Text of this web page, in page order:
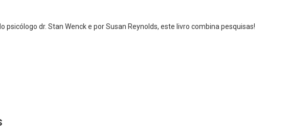
psicólogo dr. Stan Wenck e por Susan Reynolds, este livro combina pesquisas!